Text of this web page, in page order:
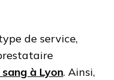
de service,
à Lyon. Ainsi,